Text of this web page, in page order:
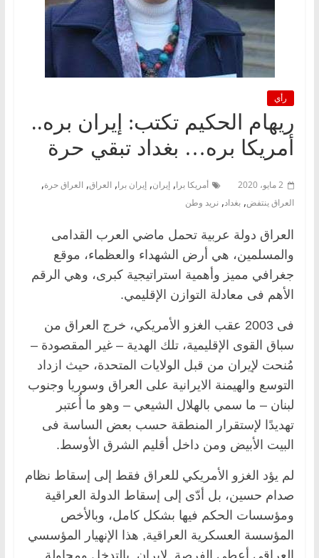
رأي
ريهام الحكيم تكتب: إيران بره..
أمريكا بره… بغداد تبقي حرة
2 مايو، 2020 أمريكا برا, إيران, إيران برا, العراق, العراق حرة,
العراق ينتفض, بغداد, نريد وطن
العراق دولة عربية تحمل ماضي العرب القدامى
والمسلمين، هي أرض الشهداء والعظماء، موقع
جغرافي مميز وأهمية استراتيجية كبرى، وهي الرقم
الأهم فى معادلة التوازن الإقليمي.
فى 2003 عقب الغزو الأمريكي، خرج العراق من
سباق القوى الإقليمية، تلك الهدية – غير المقصودة –
مُنحت لإيران من قبل الولايات المتحدة، حيث ازداد
التوسع والهيمنة الايرانية على العراق وسوريا وجنوب
لبنان – ما سمي بالهلال الشيعي – وهو ما أُعتبر
تهديدًا لإستقرار المنطقة حسب بعض الساسة فى
البيت الأبيض ومن داخل أقليم الشرق الأوسط.
لم يؤد الغزو الأمريكي للعراق فقط إلى إسقاط نظام
صدام حسين، بل أدّى إلى إسقاط الدولة العراقية
ومؤسسات الحكم فيها بشكل كامل، وبالأخص
المؤسسة العسكرية العراقية, هذا الإنهيار المؤسسي
العراقي أعطى الفرصة لإيران بالتدخل ومحاولة